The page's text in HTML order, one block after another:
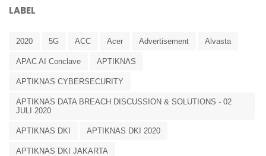
LABEL
2020 5G ACC Acer Advertisement Alvasta
APAC AI Conclave APTIKNAS
APTIKNAS CYBERSECURITY
APTIKNAS DATA BREACH DISCUSSION & SOLUTIONS - 02
JULI 2020
APTIKNAS DKI APTIKNAS DKI 2020
APTIKNAS DKI JAKARTA